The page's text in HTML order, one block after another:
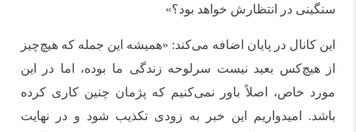
سنگینی در انتظارش خواهد بود؟»
این کانال در پایان اضافه می‌کند: «همیشه این جمله که هیچ‌چیز
از هیچ‌کس بعید نیست سرلوحه زندگی ما بوده، اما در این
مورد خاص، اصلاً باور نمی‌کنیم که پژمان چنین کاری کرده
باشد. امیدواریم این خبر به زودی تکذیب شود و در نهایت